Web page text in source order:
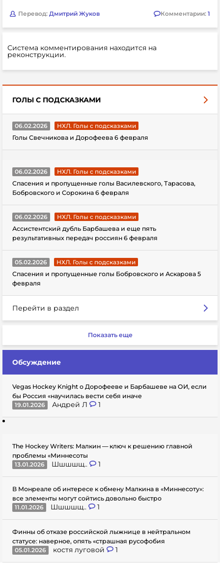
Перевод: Дмитрий Жуков Комментарии: 1
Система комментирования находится на
реконструкции.
ГОЛЫ С ПОДСКАЗКАМИ
06.02.2026
НХЛ. Голы с подсказками
Голы Свечникова и Дорофеева 6 февраля
06.02.2026
НХЛ. Голы с подсказками
Спасения и пропущенные голы Василевского, Тарасова,
Бобровского и Сорокина 6 февраля
06.02.2026
НХЛ. Голы с подсказками
Ассистентский дубль Барбашева и еще пять
результативных передач россиян 6 февраля
05.02.2026
НХЛ. Голы с подсказками
Спасения и пропущенные голы Бобровского и Аскарова 5
февраля
Перейти в раздел
Показать еще
Обсуждение
Vegas Hockey Knight о Дорофееве и Барбашеве на ОИ, если
бы Россия «научилась вести себя иначе
19.01.2026
Андрей Л 1
The Hockey Writers: Малкин — ключ к решению главной
проблемы «Миннесоты
13.01.2026
Шшшшщ.. 1
В Монреале об интересе к обмену Малкина в «Миннесоту»:
все элементы могут сойтись довольно быстро
11.01.2026
Шшшшщ.. 1
Финны об отказе российской лыжнице в нейтральном
статусе: наверное, опять «страшная русофобия
05.01.2026
костя луговой 1